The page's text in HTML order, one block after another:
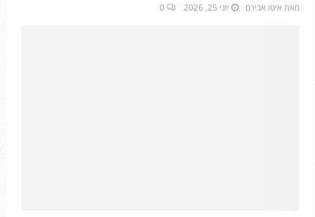
מאת איטו אבירם יוני 25, 2026 0